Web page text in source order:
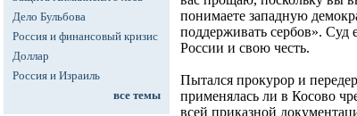
Дело Бульбова
Россия и финансовый кризис
Доллар
Россия и Израиль
все темы
понимаете западную
поддерживать сербов». Суд
России и свою честь.
Пытался прокурор и
применялась ли в Косово
всей приказной